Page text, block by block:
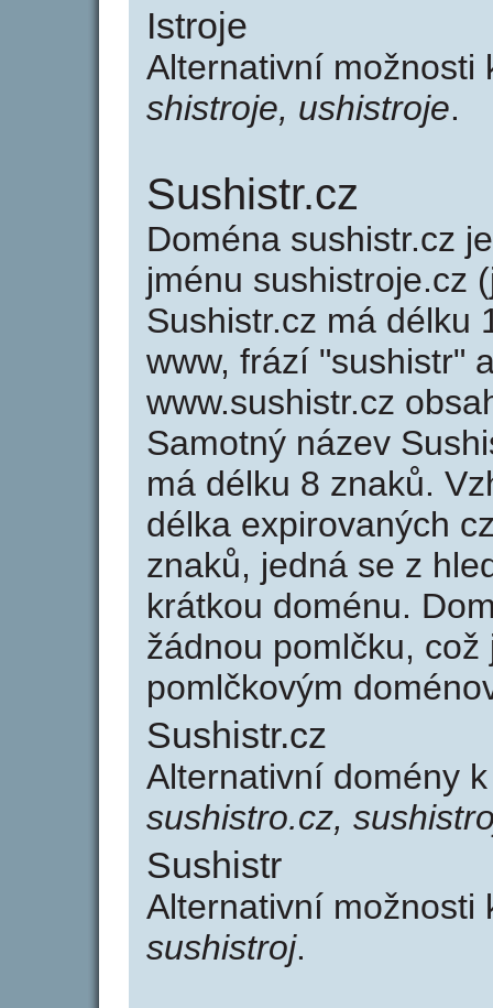
Istroje
Alternativní
shistroje, ushistroje.
Sushistr.cz
Doména sushistr.cz
jménu sushistroje.cz
Sushistr.cz má délku
www, frází "sushistr"
www.sushistr.cz
Samotný název
má délku 8 znaků.
délka expirovaných
znaků, jedná se z
krátkou doménu.
žádnou pomlčku,
pomlčkovým
Sushistr.cz
Alternativní domény
sushistro.cz,
Sushistr
Alternativní
sushistroj.